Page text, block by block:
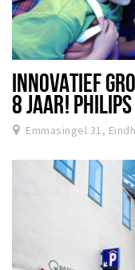
INNOVATIEF
8 JAAR!
Emmasingel 31,